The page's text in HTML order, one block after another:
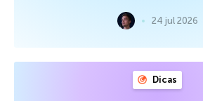
24 jul 2026
Dicas